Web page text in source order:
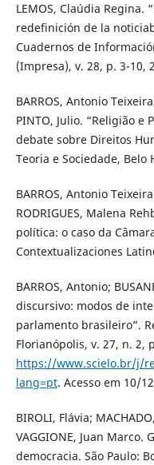
LEMOS, Claúdia Regina.
redefinición de la
Cuadernos de
(Impresa), v. 28, p. 3-10,
BARROS, Antonio
PINTO, Julio. “Religião e
debate sobre Direitos
Teoria e Sociedade, Belo
BARROS, Antonio
RODRIGUES, Malena
política: o caso da
Contextualizaciones
BARROS, Antonio;
discursivo: modos de
parlamento brasileiro”.
Florianópolis, v. 27, n. 2,
https://www.scielo.br/j/
lang=pt. Acesso em 10/
BIROLI, Flávia;
VAGGIONE, Juan Marco.
democracia. São Paulo: